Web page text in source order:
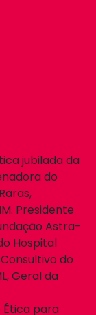
jubilada da
do
Presidente
Astra-
Hospital
do
Geral da
Ética para